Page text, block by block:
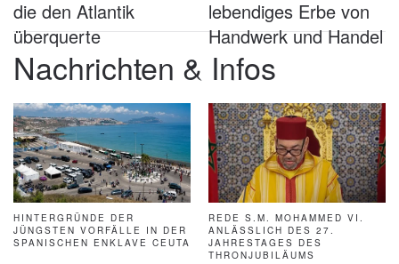
die den Atlantik
überquerte
lebendiges Erbe von
Handwerk und Handel
Nachrichten & Infos
HINTERGRÜNDE DER
JÜNGSTEN VORFÄLLE IN DER
SPANISCHEN ENKLAVE CEUTA
REDE S.M. MOHAMMED VI.
ANLÄSSLICH DES 27.
JAHRESTAGES DES
THRONJUBILÄUMS